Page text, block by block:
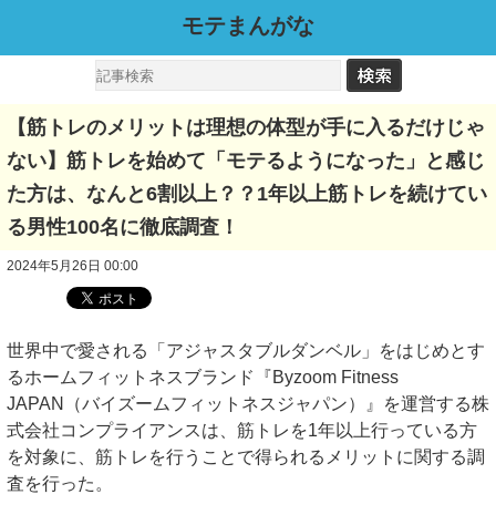
モテまんがな
【筋トレのメリットは理想の体型が手に入るだけじゃ
ない】筋トレを始めて「モテるようになった」と感じ
た方は、なんと6割以上？？1年以上筋トレを続けてい
る男性100名に徹底調査！
2024年5月26日 00:00
世界中で愛される「アジャスタブルダンベル」をはじめとす
るホームフィットネスブランド『Byzoom Fitness
JAPAN（バイズームフィットネスジャパン）』を運営する株
式会社コンプライアンスは、筋トレを1年以上行っている方
を対象に、筋トレを行うことで得られるメリットに関する調
査を行った。